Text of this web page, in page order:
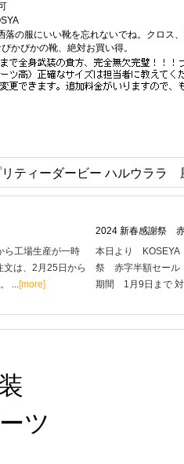
落の服にいい靴を忘れないでね。クロス
かぴかの靴、絶対お買い得。
リティーダービー ハルウララ
ら工場生産が一時
は、2月25日から
...[more]
2024 新春感謝祭
本日より
祭 赤字半額セール
期間 1月9日まで
ツ